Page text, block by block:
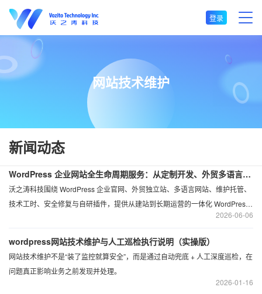
登录
网站技术维护
新闻动态
06-06
2026
WordPress 企业网站全生命周期服务：从定制开发、外贸多语言到维护与安全修复
沃之涛科技围绕 WordPress 企业官网、外贸独立站、多语言网站、维护托管、
技术工时、安全修复与自研插件，提供从建站到长期运营的一体化 WordPress
01-16
2026
wordpress网站技术维护与人工巡检执行说明（实操版）
网站技术维护不是“装了监控就算安全”，而是通过自动兜底 + 人工深度巡检，在
问题真正影响业务之前发现并处理。